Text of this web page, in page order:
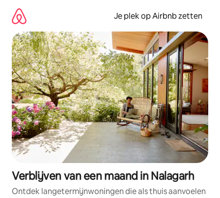
direct
naar
inhoud
Je plek op Airbnb zetten
Verblijven van een maand in Nalagarh
Ontdek langetermijnwoningen die als thuis aanvoelen